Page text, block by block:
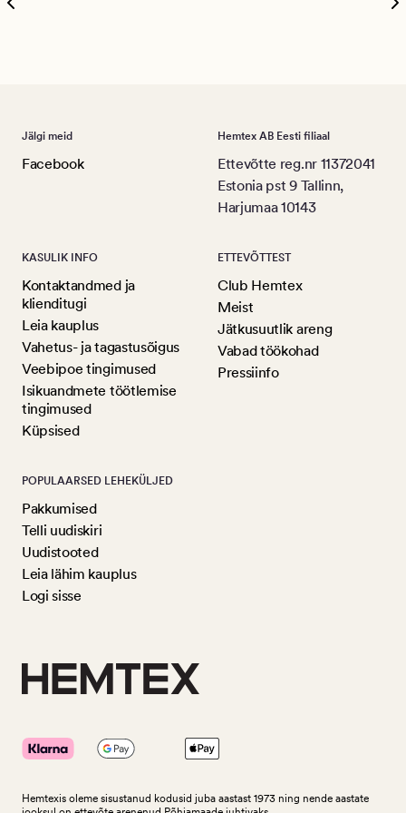
Jälgi meid
Facebook
Hemtex AB Eesti filiaal
Ettevõtte reg.nr 11372041
Estonia pst 9 Tallinn,
Harjumaa 10143
KASULIK INFO
Kontaktandmed ja
klienditugi
Leia kauplus
Vahetus- ja tagastusõigus
Veebipoe tingimused
Isikuandmete töötlemise
tingimused
Küpsised
ETTEVÕTTEST
Club Hemtex
Meist
Jätkusuutlik areng
Vabad töökohad
Pressiinfo
POPULAARSED LEHEKÜLJED
Pakkumised
Telli uudiskiri
Uudistooted
Leia lähim kauplus
Logi sisse
Hemtexis oleme sisustanud kodusid juba aastast 1973 ning nende aastate